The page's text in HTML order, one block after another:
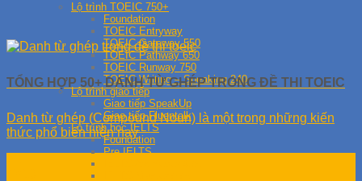
Lộ trình TOEIC 750+
Foundation
TOEIC Entryway
TOEIC Gateway 550
TOEIC Pathway 650
TOEIC Runway 750
TOEIC Writing – Speaking 240
Lộ trình giao tiếp
Giao tiếp SpeakUp
Giao tiếp Fluentalk
Lộ trình học IELTS
Foundation
Pre IELTS
TỔNG HỢP 50+ DANH TỪ GHÉP TRONG ĐỀ THI TOEIC
Danh từ ghép (Compound Noun) là một trong những kiến
thức phổ biến hiện nay